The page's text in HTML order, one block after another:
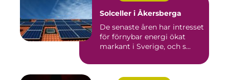
Solceller i Åkersberga
De senaste åren har intresset
för förnybar energi ökat
markant i Sverige, och s...